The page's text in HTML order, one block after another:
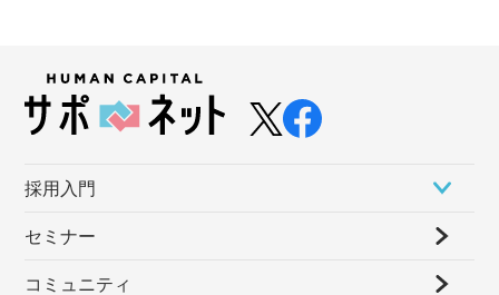
採⽤⼊⾨
セミナー
コミュニティ